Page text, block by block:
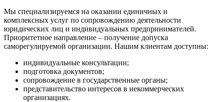
Мы специализируемся на оказании единичных и
комплексных услуг по сопровождению деятельности
юридических лиц и индивидуальных предпринимателей.
Приоритетное направление – получение допуска
саморегулируемой организации. Нашим клиентам доступны:
индивидуальные консультации;
подготовка документов;
сопровождение в государственные органы;
представительство интересов в некоммерческих
организациях.